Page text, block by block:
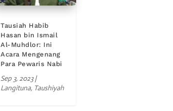
Tausiah Habib
Hasan bin Ismail
Al-Muhdlor: Ini
Acara Mengenang
Para Pewaris Nabi
Sep 3, 2023|
Langituna, Taushiyah